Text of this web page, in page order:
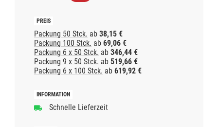
Packung 50 Stck. ab 38,15 €
Packung 100 Stck. ab 69,06 €
Packung 6 x 50 Stck. ab 346,44 €
Packung 9 x 50 Stck. ab 519,66 €
Packung 6 x 100 Stck. ab 619,92 €
Schnelle Lieferzeit